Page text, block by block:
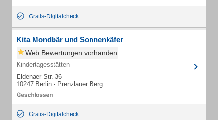
Gratis-Digitalcheck
Kita Mondbär und Sonnenkäfer
Web Bewertungen vorhanden
Kindertagesstätten
Eldenaer Str. 36
10247 Berlin - Prenzlauer Berg
Gratis-Digitalcheck